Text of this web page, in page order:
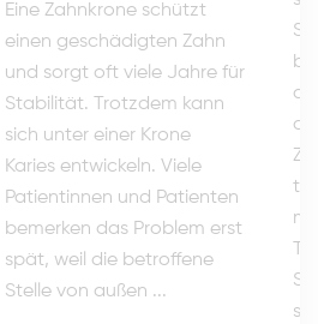
Eine Zahnkrone schützt
einen geschädigten Zahn
und sorgt oft viele Jahre für
Stabilität. Trotzdem kann
sich unter einer Krone
Karies entwickeln. Viele
Patientinnen und Patienten
bemerken das Problem erst
spät, weil die betroffene
Stelle von außen ...